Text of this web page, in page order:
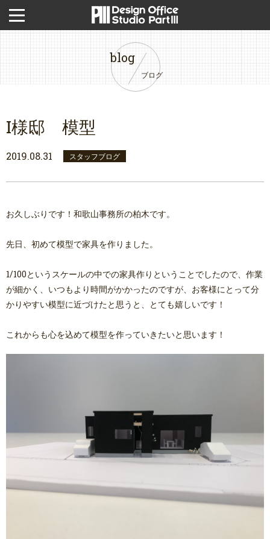
ブログ
blog
I様邸 模型
2019.08.31 スタッフブログ
お久しぶりです！和歌山事務所の柏木です。
先日、初めて模型で家具を作りました。
1/100というスケールの中での家具作りということでしたので、作業
が細かく、いつもより時間がかかったのですが、お客様にとって分
かりやすい模型に近づけたと思うと、とても嬉しいです！
これからも心を込めて模型を作っていきたいと思います！